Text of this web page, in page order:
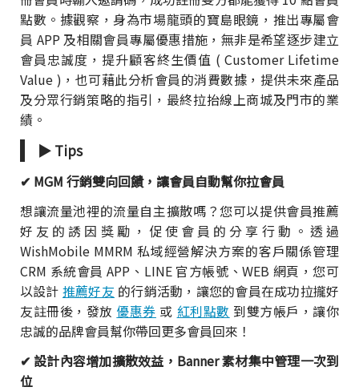
點數。據觀察，身為市場龍頭的寶島眼鏡，推出專屬會
員 APP 及相關會員專屬優惠措施，無非是希望逐步建立
會員忠誠度，提升顧客終生價值 ( Customer Lifetime
Value )，也可藉此分析會員的消費數據，提供未來產品
及分眾行銷策略的指引，最終拉抬線上商城及門市的業
績。
▶ Tips
✔ MGM 行銷雙向回饋，讓會員自動幫你拉會員
想讓流量池裡的流量自主擴散嗎？您可以提供會員推薦
好友的誘因獎勵，促使會員的分享行動。透過
WishMobile MMRM 私域經營解決方案的客戶關係管理
CRM 系統會員 APP、LINE 官方帳號、WEB 網頁，您可
以設計 推薦好友 的行銷活動，讓您的會員在成功拉攏好
友註冊後，發放 優惠券 或 紅利點數 到雙方帳戶，讓你
忠誠的品牌會員幫你帶回更多會員回來！
✔ 設計內容增加擴散效益，Banner 素材集中管理一次到
位